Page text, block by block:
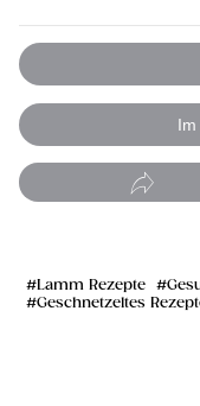
Lamm Rezepte
Geschnetzeltes